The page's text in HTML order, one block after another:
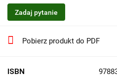
Zadaj pytanie
Pobierz produkt do PDF
ISBN